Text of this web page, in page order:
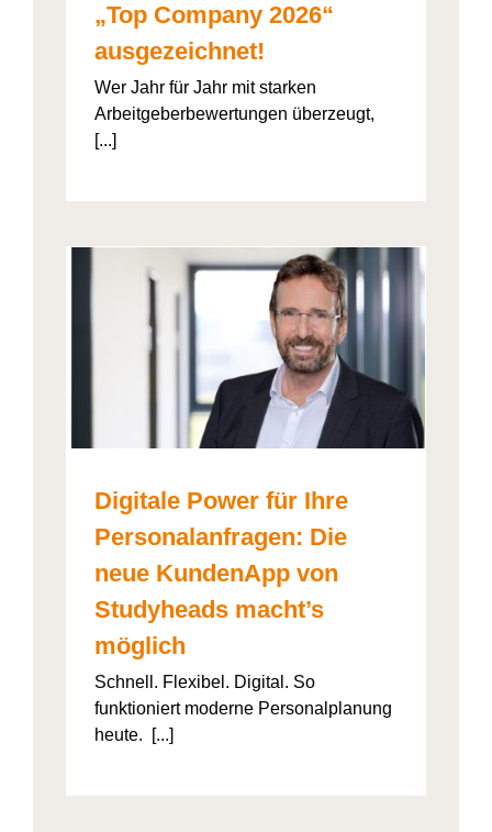
„Top Company 2026“
ausgezeichnet!
Wer Jahr für Jahr mit starken
Arbeitgeberbewertungen überzeugt,
[...]
Digitale Power für Ihre
Personalanfragen: Die
neue KundenApp von
Studyheads macht’s
möglich
Schnell. Flexibel. Digital. So
funktioniert moderne Personalplanung
heute. [...]